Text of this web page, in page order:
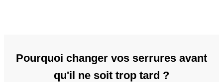
Pourquoi changer vos serrures avant
qu'il ne soit trop tard ?